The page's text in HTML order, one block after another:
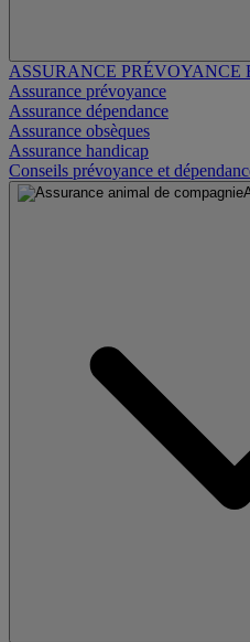
ASSURANCE PRÉVOYANCE
Assurance prévoyance
Assurance dépendance
Assurance obsèques
Assurance handicap
Conseils prévoyance et